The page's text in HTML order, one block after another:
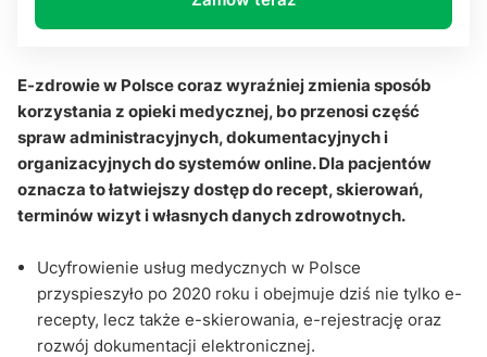
W jakim kierunku zmierza cyfrowa ochrona zdrowia
Q&A
E-zdrowie w Polsce coraz wyraźniej zmienia sposób
korzystania z opieki medycznej, bo przenosi część
spraw administracyjnych, dokumentacyjnych i
organizacyjnych do systemów online. Dla pacjentów
oznacza to łatwiejszy dostęp do recept, skierowań,
terminów wizyt i własnych danych zdrowotnych.
Ucyfrowienie usług medycznych w Polsce
przyspieszyło po 2020 roku i obejmuje dziś nie tylko e-
recepty, lecz także e-skierowania, e-rejestrację oraz
rozwój dokumentacji elektronicznej.